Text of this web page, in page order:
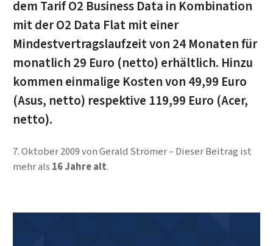
dem Tarif O2 Business Data in Kombination
mit der O2 Data Flat mit einer
Mindestvertragslaufzeit von 24 Monaten für
monatlich 29 Euro (netto) erhältlich. Hinzu
kommen einmalige Kosten von 49,99 Euro
(Asus, netto) respektive 119,99 Euro (Acer,
netto).
7. Oktober 2009vonGerald Strömer
Dieser Beitrag ist
mehr als 16 Jahre alt.